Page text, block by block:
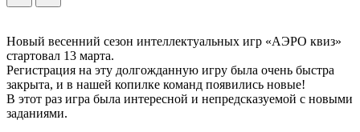
Новый весенний сезон интеллектуальных игр «АЭРО квиз»
стартовал 13 марта.
Регистрация на эту долгожданную игру была очень быстра
закрыта, и в нашей копилке команд появились новые!
В этот раз игра была интересной и непредсказуемой с новыми
заданиями.